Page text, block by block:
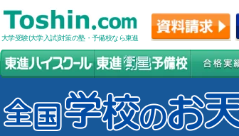
大学受験(大学入試)対策の塾・予備校なら東進